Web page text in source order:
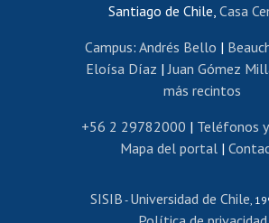
Certificado de renta
Editar páginas blancas
Extranjeras/os
Revalidación y reconocimiento
Postulación al Programa de
Cursos de español
Santiago de Chile, Casa
Campus: Andrés Bello |
Eloísa Díaz | Juan Gómez
más recintos
+56 2 29782000 | Teléfonos
Mapa del portal|
SISIB - Universidad de Chile ,